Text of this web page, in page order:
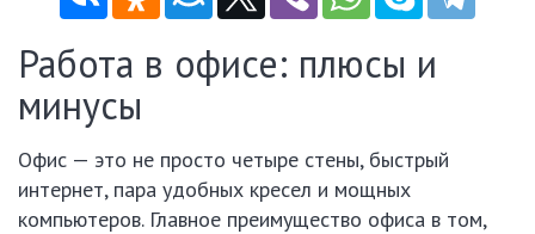
Работа в офисе: плюсы и
минусы
Офис — это не просто четыре стены, быстрый
интернет, пара удобных кресел и мощных
компьютеров. Главное преимущество офиса в том,